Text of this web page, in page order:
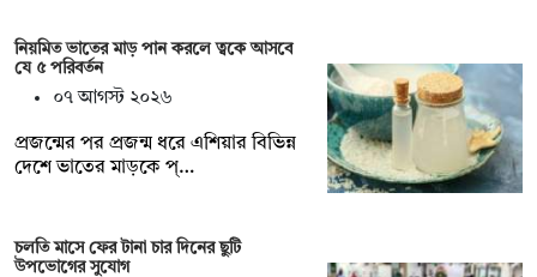
নিয়মিত ভাতের মাড় পান করলে ত্বকে আসবে
যে ৫ পরিবর্তন
০৭ আগস্ট ২০২৬
প্রজন্মের পর প্রজন্ম ধরে এশিয়ার বিভিন্ন
দেশে ভাতের মাড়কে প্…
চলতি মাসে ফের টানা চার দিনের ছুটি
উপভোগের সুযোগ